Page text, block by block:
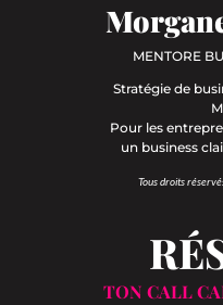
MENTORE
Stratégie de
Pour les
un business
Tous droits
TON CALL